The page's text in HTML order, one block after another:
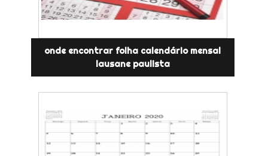
onde encontrar folha calendário mensal
lausane paulista